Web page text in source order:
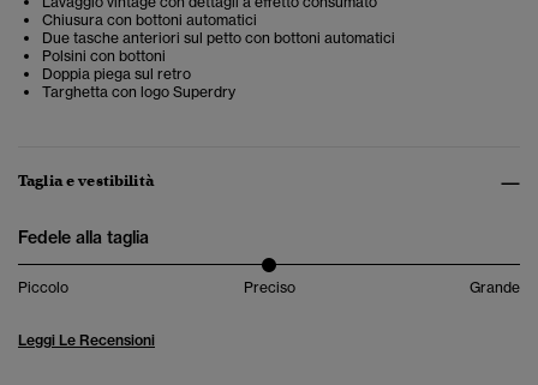
Chiusura con bottoni automatici
Due tasche anteriori sul petto con bottoni automatici
Polsini con bottoni
Doppia piega sul retro
Targhetta con logo Superdry
Taglia e vestibilità
Fedele alla taglia
Piccolo Preciso Grande
Leggi Le Recensioni